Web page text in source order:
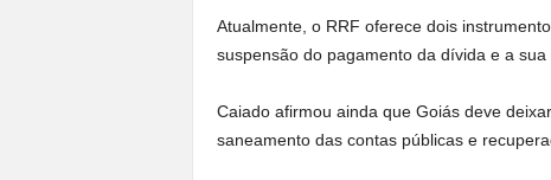
Atualmente, o RRF oferece dois
suspensão do pagamento da dívida e a
Caiado afirmou ainda que Goiás deve
saneamento das contas públicas e